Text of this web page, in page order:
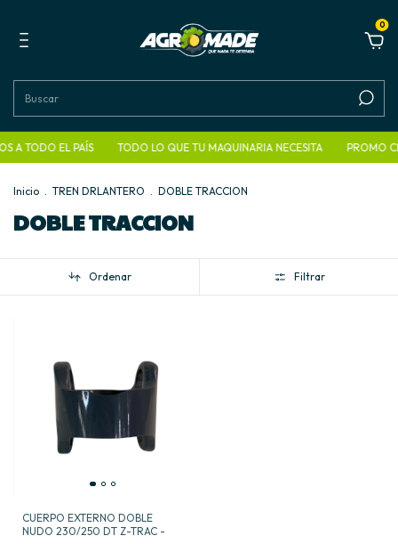
0
A TODO EL PAÍS TODO LO QUE TU MAQUINARIA NECESITA PROMO
Inicio . TREN DRLANTERO . DOBLE TRACCION
DOBLE TRACCION
Ordenar Filtrar
CUERPO EXTERNO DOBLE
NUDO 230/250 DT Z-TRAC -